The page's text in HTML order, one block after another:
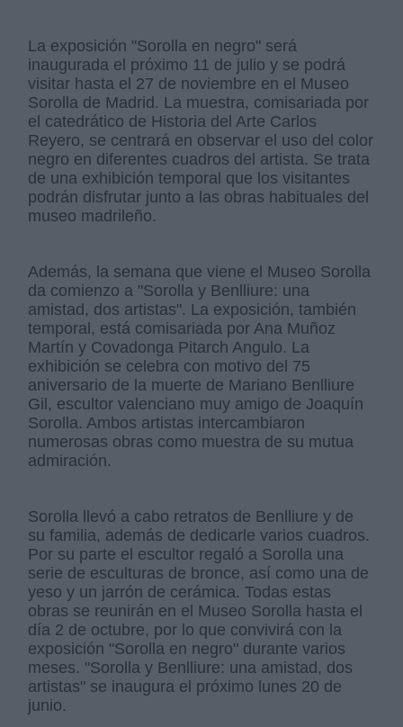
La exposición "Sorolla en negro" será
inaugurada el próximo 11 de julio y se podrá
visitar hasta el 27 de noviembre en el Museo
Sorolla de Madrid. La muestra, comisariada por
el catedrático de Historia del Arte Carlos
Reyero, se centrará en observar el uso del color
negro en diferentes cuadros del artista. Se trata
de una exhibición temporal que los visitantes
podrán disfrutar junto a las obras habituales del
museo madrileño.
Además, la semana que viene el Museo Sorolla
da comienzo a "Sorolla y Benlliure: una
amistad, dos artistas". La exposición, también
temporal, está comisariada por Ana Muñoz
Martín y Covadonga Pitarch Angulo. La
exhibición se celebra con motivo del 75
aniversario de la muerte de Mariano Benlliure
Gil, escultor valenciano muy amigo de Joaquín
Sorolla. Ambos artistas intercambiaron
numerosas obras como muestra de su mutua
admiración.
Sorolla llevó a cabo retratos de Benlliure y de
su familia, además de dedicarle varios cuadros.
Por su parte el escultor regaló a Sorolla una
serie de esculturas de bronce, así como una de
yeso y un jarrón de cerámica. Todas estas
obras se reunirán en el Museo Sorolla hasta el
día 2 de octubre, por lo que convivirá con la
exposición "Sorolla en negro" durante varios
meses. "Sorolla y Benlliure: una amistad, dos
artistas" se inaugura el próximo lunes 20 de
junio.